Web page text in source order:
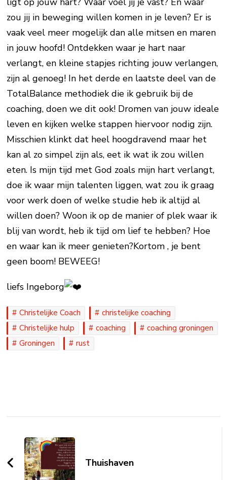
zou jij in beweging willen komen in je leven? Er is
vaak veel meer mogelijk dan alle mitsen en maren
in jouw hoofd! Ontdekken waar je hart naar
verlangt, en kleine stapjes richting jouw verlangen,
zijn al genoeg! In het derde en laatste deel van de
TotalBalance methodiek die ik gebruik bij de
coaching, doen we dit ook! Dromen van jouw ideale
leven en kijken welke stappen hiervoor nodig zijn.
Misschien klinkt dat heel hoogdravend maar het
kan al zo simpel zijn als, eet ik wat ik zou willen
eten. Is mijn tijd met God zoals mijn hart verlangt,
doe ik waar mijn talenten liggen, wat zou ik graag
voor werk doen of welke studie heb ik altijd al
willen doen? Woon ik op de manier of plek waar ik
blij van wordt, heb ik tijd om lief te hebben? Hoe
en waar kan ik meer genieten?Kortom , je bent
geen boom! BEWEEG!
liefs Ingeborg
Christelijke Coach
christelijke coaching
Christelijke hulp
coaching
coaching groningen
Groningen
rust
Navigation
Thuishaven